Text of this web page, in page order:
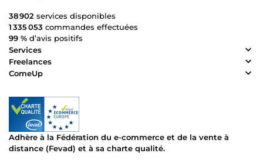
38 902 services disponibles
1 335 053 commandes effectuées
99 % d’avis positifs
Services
Freelances
ComeUp
Adhère à la Fédération du e-commerce et de la vente à
distance (Fevad) et à sa charte qualité.